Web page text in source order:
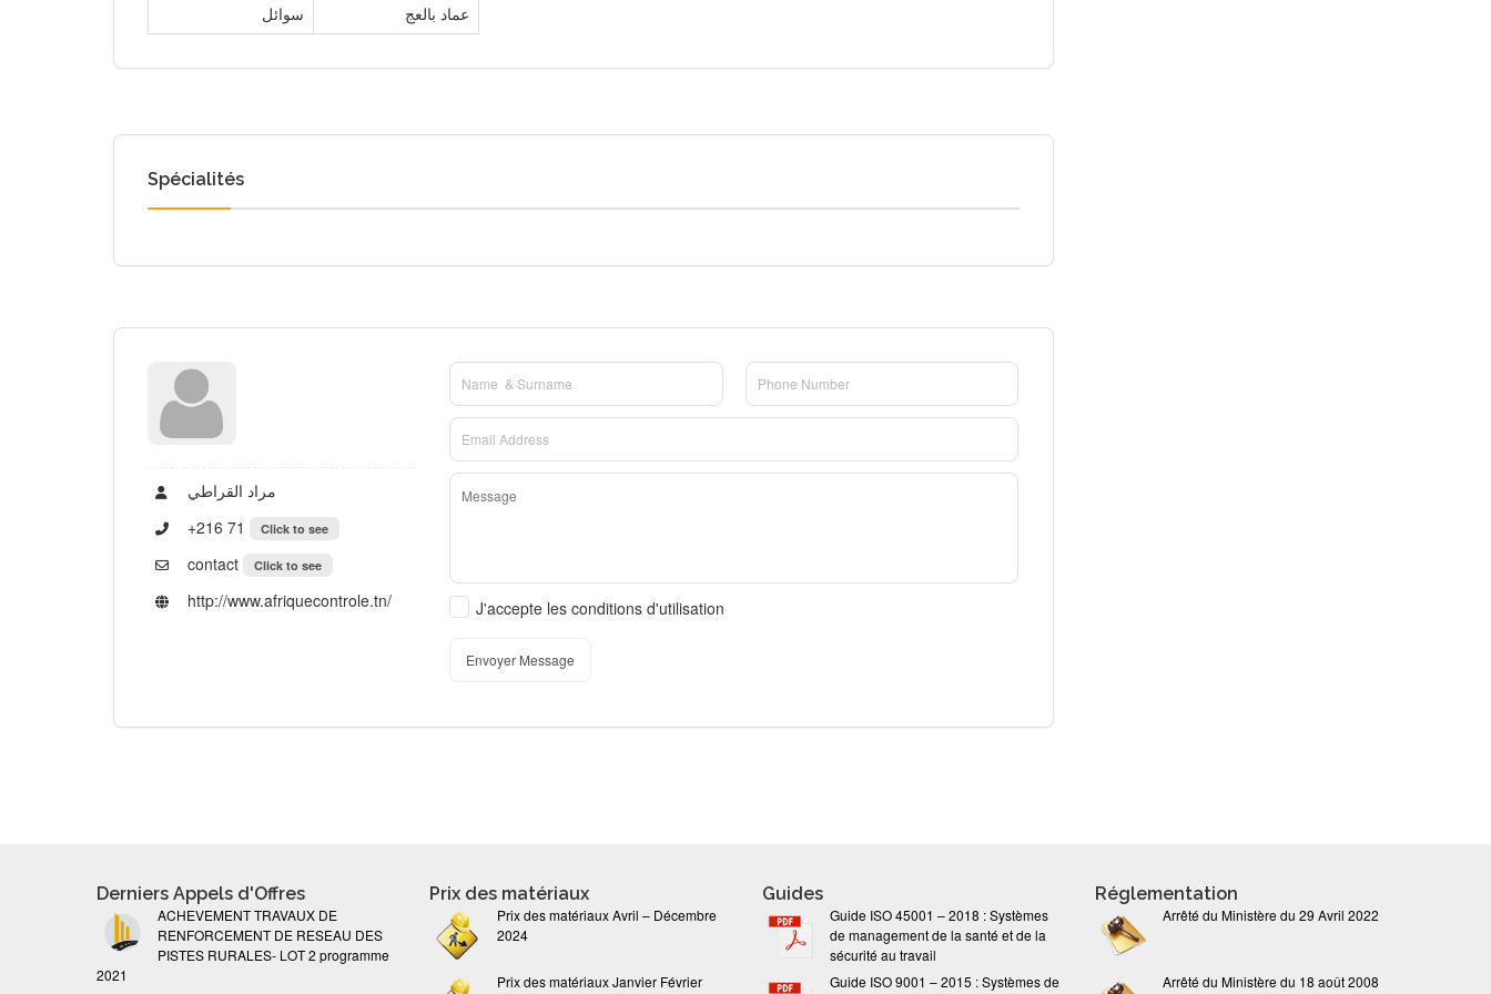
سوائل
عماد بالعج
Spécialités
مراد القراطي
+216 71
Click to see
contact Click to see
http://www.afriquecontrole.tn/ J'accepte les conditions d'utilisation
Envoyer Message
Derniers Appels d'Offres
ACHEVEMENT TRAVAUX DE
RENFORCEMENT DE RESEAU DES
PISTES RURALES- LOT 2 programme
2021
Prix des matériaux
Prix des matériaux Avril – Décembre
2024
Prix des matériaux Janvier Février
Guides
Guide ISO 45001 – 2018 : Systèmes
de management de la santé et de la
sécurité au travail
Guide ISO 9001 – 2015 : Systèmes de
Réglementation
Arrêté du Ministère du 29 Avril 2022
Arrêté du Ministère du 18 août 2008